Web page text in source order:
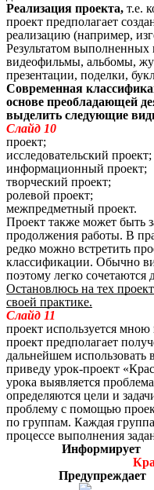
Реализация проекта, т.е.
проект предполагает
реализацию (например,
Результатом выполненных
видеофильмы, альбомы,
презентации, поделки,
Современная
основе преобладающей
выделить следующие
Слайд 10
проект;
исследовательский проект;
информационный проект;
творческий проект;
ролевой проект;
межпредметный проект.
Проект также может быть
продолжения работы. В
редко можно встретить
классификации. Обычно
поэтому легко сочетаются
Остановлюсь на тех
своей практике.
Слайд 11
проект используется
проект предполагает
дальнейшем использовать
приведу урок-проект
урока выявляется
определяются цели и
проблему с помощью
по группам. Каждая
процессе выполнения